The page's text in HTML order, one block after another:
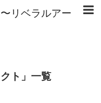
リベラルアー
ト 」 一覧